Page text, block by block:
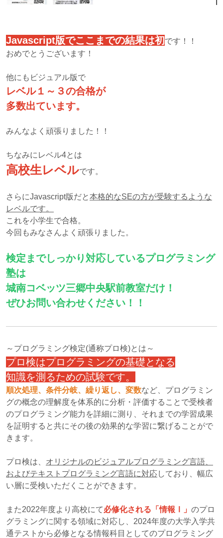
Javascript版でここまでの結果は初 です！！
おめでとうございます！
他にもビジュアル版で
レベル１～３の合格が
多数出ています。
みんなよく頑張りました！！
ちなみにレベル4とは
高校生レベルです。
さらにJavascript版だと本格的なSEの方が受験するような
レベルです。
これを小学生で合格。
今回もみなさんよく頑張りました。
検定までしっかり対応しているプログラミング
塾は
城南コベッツ三郷中央駅前教室だけ！
ぜひお問い合わせください！！
～プログラミング検定(通称プロ検)とは～
プロ検はプログラミングの基礎となる
知識を測るための試験です。
順次処理、条件分岐、繰り返し、変数など、プログラミン
グの概念の理解度を体系的に分析・評価することで受検者
のプログラミング能力を詳細に測り、それまでの学習成果
を証明すると共にその後の効果的な学習に繋げることがで
きます。
プロ検は、 オリジナルのビジュアルプログラミング言語、
およびテキストプログラミング言語に対応しており、幅広
い層に受検いただくことができます。
また2022年度より高校にて必修化される「情報Ⅰ」 のプロ
グラミングに関する領域に対応し、 2024年度の大学入学共
通テストから必修となる情報科目としてのプログラミング